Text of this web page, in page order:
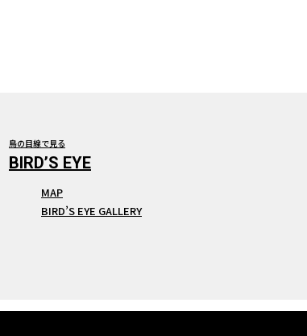
鳥の目線で見る
MAP
BIRD’S EYE GALLERY